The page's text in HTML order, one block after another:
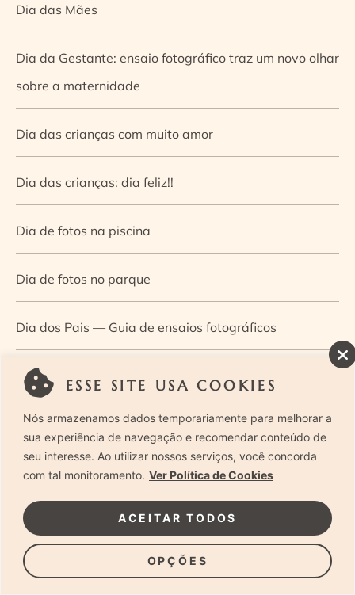
ESSE SITE USA COOKIES
Nós armazenamos dados temporariamente para melhorar a
sua experiência de navegação e recomendar conteúdo de
seu interesse. Ao utilizar nossos serviços, você concorda
com tal monitoramento. Ver Política de Cookies
OPÇÕES
ACEITAR TODOS
Dia das Mães
Dia da Gestante: ensaio fotográfico traz um novo olhar
sobre a maternidade
Dia das crianças com muito amor
Dia das crianças: dia feliz!!
Dia de fotos na piscina
Dia de fotos no parque
Dia dos Pais — Guia de ensaios fotográficos
Dia Mundial da Infância: como a fotografia ajuda a
construir a memória e a identidade da criança
Diário de uma grávida e sua pequena
Dica de especialista: como otimizar o fluxo de trabalho
no ensaio newborn?
Dica de especialista: qual o melhor guia de poses para